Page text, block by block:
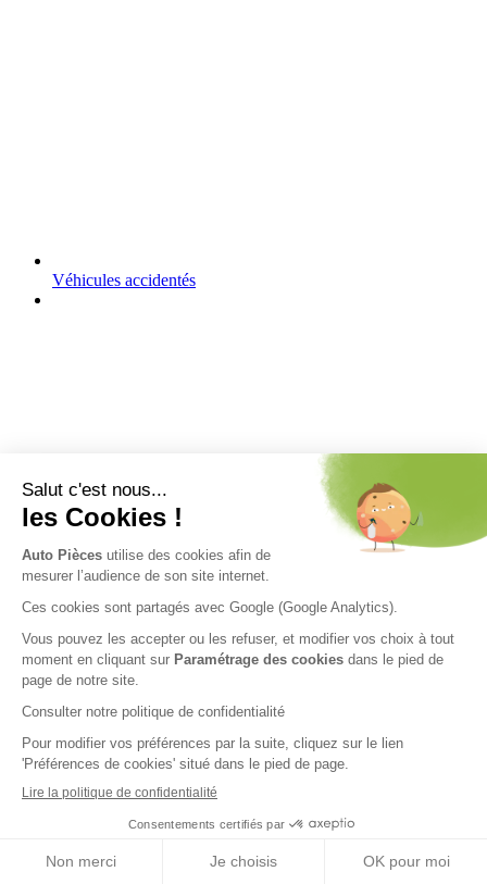
Véhicules accidentés
Nos engagements